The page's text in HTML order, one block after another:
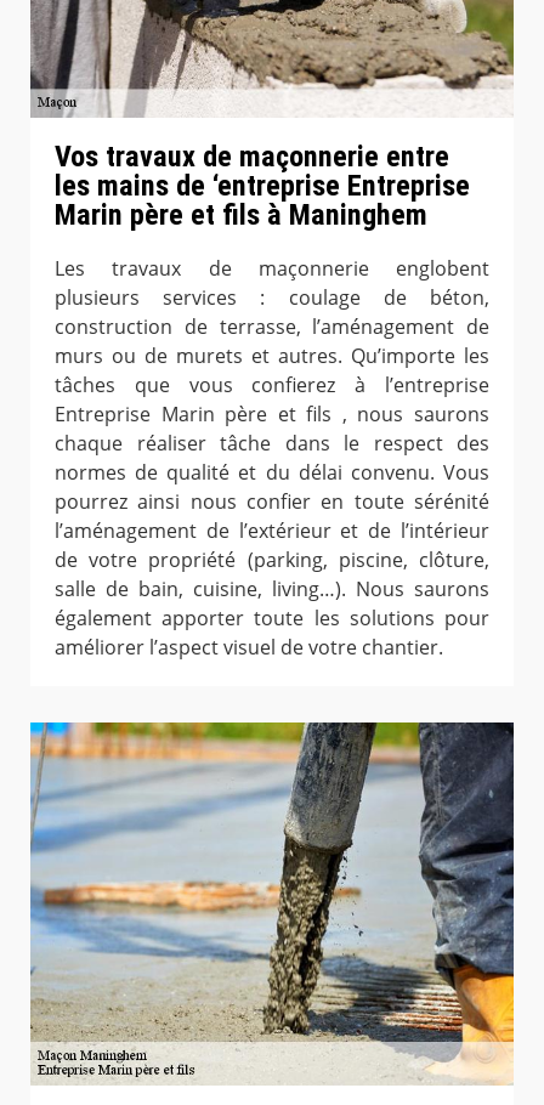
Vos travaux de maçonnerie entre
les mains de ‘entreprise Entreprise
Marin père et fils à Maninghem
Les travaux de maçonnerie englobent
plusieurs services : coulage de béton,
construction de terrasse, l’aménagement de
murs ou de murets et autres. Qu’importe les
tâches que vous confierez à l’entreprise
Entreprise Marin père et fils , nous saurons
chaque réaliser tâche dans le respect des
normes de qualité et du délai convenu. Vous
pourrez ainsi nous confier en toute sérénité
l’aménagement de l’extérieur et de l’intérieur
de votre propriété (parking, piscine, clôture,
salle de bain, cuisine, living…). Nous saurons
également apporter toute les solutions pour
améliorer l’aspect visuel de votre chantier.